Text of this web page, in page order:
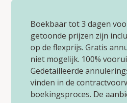
Boekbaar tot 3 dagen
getoonde prijzen zijn
op de flexprijs. Gratis
niet mogelijk. 100%
Gedetailleerde
vinden in de
boekingsproces. De